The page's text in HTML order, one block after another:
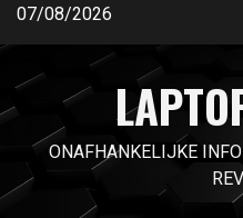
Ga
inhoud
07/08/2026
ONAFHANKELIJKE